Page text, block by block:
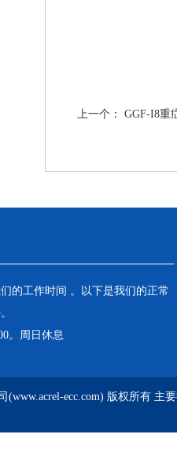
上一个： GGF-I8重
的工作时间 。以下是我们的正常
。周日休息
ecc.com) 版权所有 主